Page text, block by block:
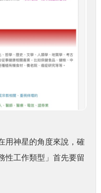
用神星的角度來說，確
性工作類型」首先要留